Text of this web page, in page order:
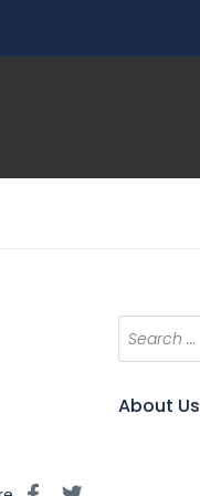
About Us